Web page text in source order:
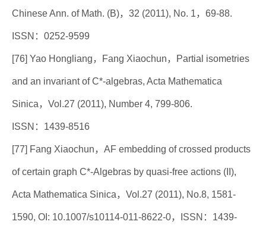
Chinese Ann. of Math. (B)，32 (2011), No. 1，69-88.
ISSN：0252-9599
[76] Yao Hongliang，Fang Xiaochun，Partial isometries
and an invariant of C*-algebras, Acta Mathematica
Sinica，Vol.27 (2011), Number 4, 799-806.
ISSN：1439-8516
[77] Fang Xiaochun，AF embedding of crossed products
of certain graph C*-Algebras by quasi-free actions (II),
Acta Mathematica Sinica，Vol.27 (2011), No.8, 1581-
1590, OI: 10.1007/s10114-011-8622-0，ISSN：1439-